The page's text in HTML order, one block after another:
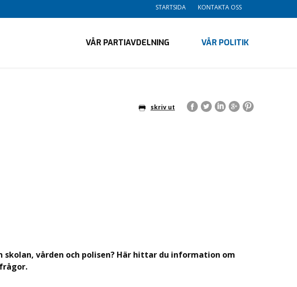
STARTSIDA KONTAKTA OSS
VÅR PARTIAVDELNING VÅR POLITIK
skriv ut
skolan, vården och polisen? Här hittar du information om